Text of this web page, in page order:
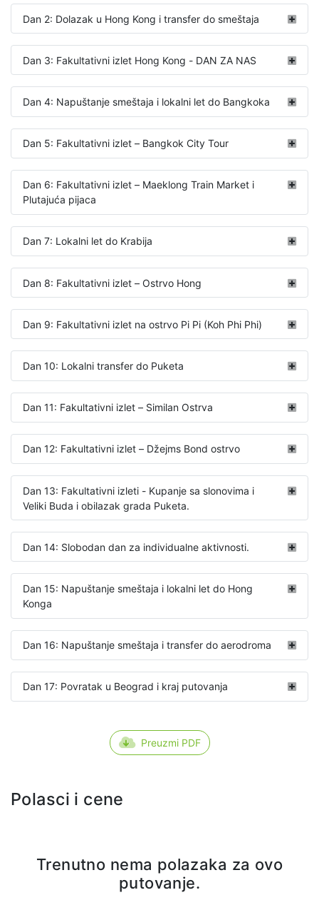
Dan 2: Dolazak u Hong Kong i transfer do smeštaja
Dan 3: Fakultativni izlet Hong Kong - DAN ZA NAS
Dan 4: Napuštanje smeštaja i lokalni let do Bangkoka
Dan 5: Fakultativni izlet – Bangkok City Tour
Dan 6: Fakultativni izlet – Maeklong Train Market i
Plutajuća pijaca
Dan 7: Lokalni let do Krabija
Dan 8: Fakultativni izlet – Ostrvo Hong
Dan 9: Fakultativni izlet na ostrvo Pi Pi (Koh Phi Phi)
Dan 10: Lokalni transfer do Puketa
Dan 11: Fakultativni izlet – Similan Ostrva
Dan 12: Fakultativni izlet – Džejms Bond ostrvo
Dan 13: Fakultativni izleti - Kupanje sa slonovima i
Veliki Buda i obilazak grada Puketa.
Dan 14: Slobodan dan za individualne aktivnosti.
Dan 15: Napuštanje smeštaja i lokalni let do Hong
Konga
Dan 16: Napuštanje smeštaja i transfer do aerodroma
Dan 17: Povratak u Beograd i kraj putovanja
Preuzmi PDF
Polasci i cene
Trenutno nema polazaka za ovo
putovanje.